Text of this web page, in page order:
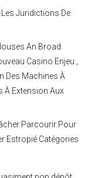
Juridictions De
An Broad
Casino Enjeu ,
Des Machines À
À Extension Aux
Parcourir Pour
Estropié Catégories